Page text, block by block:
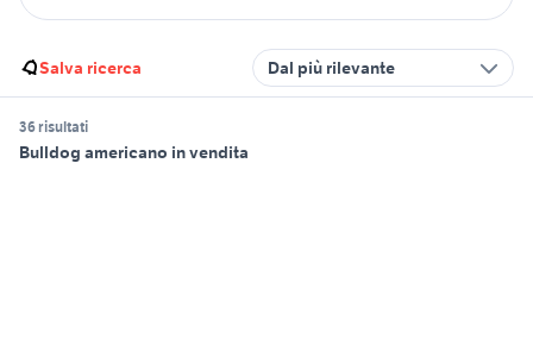
Salva ricerca Dal più rilevante
36 risultati
Bulldog americano in vendita